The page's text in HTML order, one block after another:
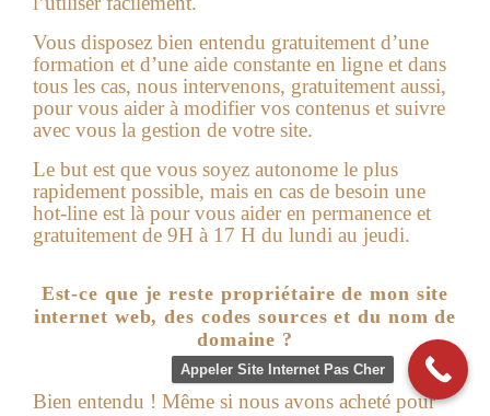
Vous disposez bien entendu gratuitement d’une
formation et d’une aide constante en ligne et dans
tous les cas, nous intervenons, gratuitement aussi,
pour vous aider à modifier vos contenus et suivre
avec vous la gestion de votre site.
Le but est que vous soyez autonome le plus
rapidement possible, mais en cas de besoin une
hot-line est là pour vous aider en permanence et
gratuitement de 9H à 17 H du lundi au jeudi.
Est-ce que je reste propriétaire de mon site
internet web, des codes sources et du nom de
domaine ?
Bien entendu ! Même si nous avons acheté pour
Appeler Site Internet Pas Cher